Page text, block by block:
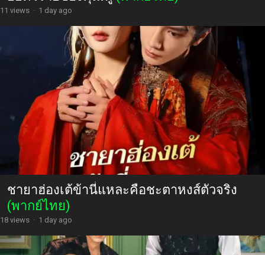
11 views · 1 day ago
ชายาฮ่องเต้ข้านี่แหละคือชะตาหงส์ตัวจริง
(พากย์ไทย)
18 views · 1 day ago